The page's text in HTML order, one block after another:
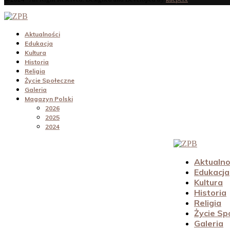
Aktualności
Edukacja
Kultura
Historia
Religia
Życie Społeczne
Galeria
Magazyn Polski
2026
2025
2024
Edukacja
Kultura
Historia
Religia
Życie
Galeria